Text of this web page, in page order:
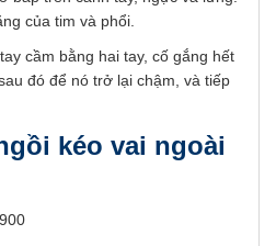
của tim và phổi.
cầm bằng hai tay, cố gắng hết
đó để nó trở lại chậm, và tiếp
kéo vai ngoài